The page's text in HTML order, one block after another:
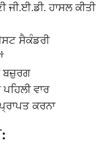
ਹਾਸਲ ਕੀਤੀ
ਸੈਕੰਡਰੀ
ਬਜ਼ੁਰਗ
ਵਾਰ
ਕਰਨਾ